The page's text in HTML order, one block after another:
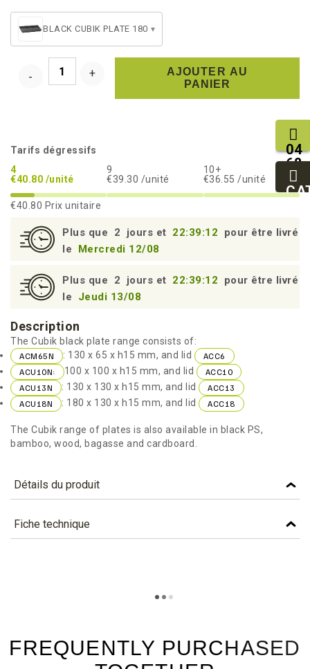
BLACK CUBIK PLATE 180 ▾
AJOUTER AU
PANIER
Tarifs dégressifs
4
€40.80 /unité
9
€39.30 /unité
10+
€36.55 /unité
€40.80 Prix unitaire
Plus que 2 jours et 22:39:11
pour être livré
le
Mercredi 12/08
Plus que 2 jours et 22:39:11
pour être livré
le
Jeudi 13/08
Description
The Cubik black plate range consists of:
ACM65N : 130 x 65 x h15 mm, and lid
ACC6
ACU10N:
100 x 100 x h15 mm, and lid
ACC10
ACU13N
: 130 x 130 x h15 mm, and lid
ACC13
ACU18N
: 180 x 130 x h15 mm, and lid ACC18
The Cubik range of plates is also available in black PS,
bamboo, wood, bagasse and cardboard.
Détails du produit
Référence ACU18N
Caractéristiques
Planetscore Letter A - En savoir plus...
Fiche technique
FREQUENTLY PURCHASED
04
68
11
27